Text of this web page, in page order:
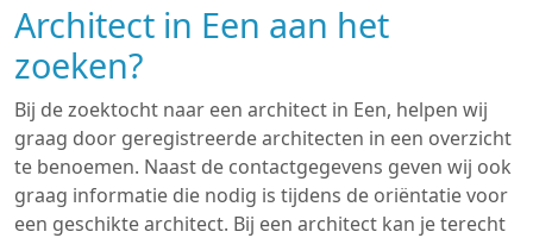
Architect in Een aan het
zoeken?
Bij de zoektocht naar een architect in Een, helpen wij
graag door geregistreerde architecten in een overzicht
te benoemen. Naast de contactgegevens geven wij ook
graag informatie die nodig is tijdens de oriëntatie voor
een geschikte architect. Bij een architect kan je terecht